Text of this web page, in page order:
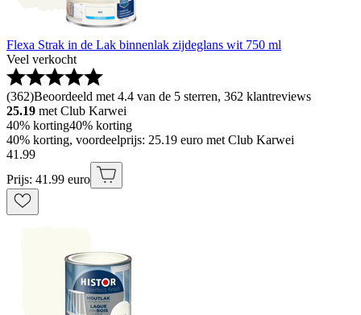
Flexa Strak in de Lak binnenlak zijdeglans wit 750 ml
Veel verkocht
(362)Beoordeeld met 4.4 van de 5 sterren, 362 klantreviews
25.19 met Club Karwei
40% korting40% korting
40% korting, voordeelprijs: 25.19 euro met Club Karwei
41 .99
Prijs: 41.99 euro